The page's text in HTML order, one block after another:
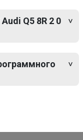
Q5 8R 2 0